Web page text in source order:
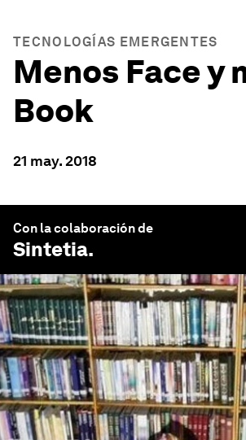
TECNOLOGÍAS EMERGENTES
Menos Face y
Book
21 may. 2018
Con la colaboración de
Sintetia.